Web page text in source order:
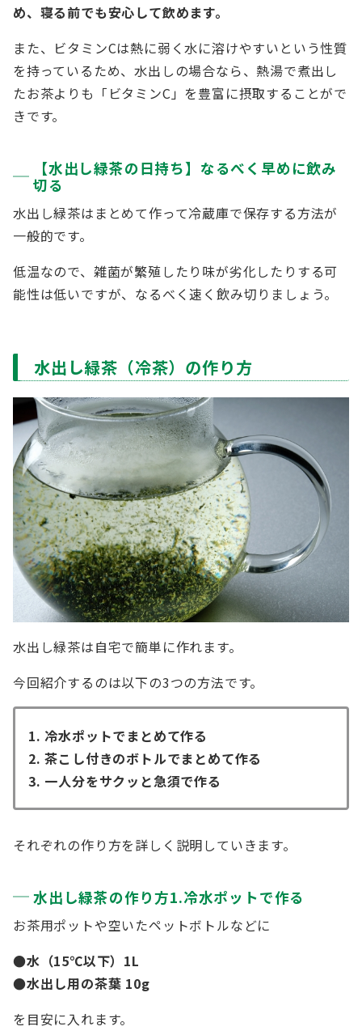
め、寝る前でも安心して飲めます。
また、ビタミンCは熱に弱く水に溶けやすいという性質
を持っているため、水出しの場合なら、熱湯で煮出し
たお茶よりも「ビタミンC」を豊富に摂取することがで
きです。
【水出し緑茶の日持ち】なるべく早めに飲み
切る
水出し緑茶はまとめて作って冷蔵庫で保存する方法が
一般的です。
低温なので、雑菌が繁殖したり味が劣化したりする可
能性は低いですが、なるべく速く飲み切りましょう。
水出し緑茶（冷茶）の作り方
水出し緑茶は自宅で簡単に作れます。
今回紹介するのは以下の3つの方法です。
1. 冷水ポットでまとめて作る
2. 茶こし付きのボトルでまとめて作る
3. 一人分をサクッと急須で作る
それぞれの作り方を詳しく説明していきます。
水出し緑茶の作り方1.冷水ポットで作る
お茶用ポットや空いたペットボトルなどに
●水（15℃以下）1L
●水出し用の茶葉 10g
を目安に入れます。